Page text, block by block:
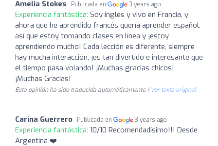
Amelia Stokes Publicada en 3 years ago
Experiencia fantástica: Soy inglés y vivo en Francia, y
ahora que he aprendido francés quería aprender español,
así que estoy tomando clases en línea y ¡estoy
aprendiendo mucho! Cada lección es diferente, siempre
hay mucha interacción, ¡es tan divertido e interesante que
el tiempo pasa volando! ¡Muchas gracias chicos!
¡Muchas Gracias!
Esta opinión ha sido traducida automáticamente. | Ver texto original
Carina Guerrero Publicada en 3 years ago
Experiencia fantástica: 10/10 Recomendadísimo!!! Desde
Argentina ❤️